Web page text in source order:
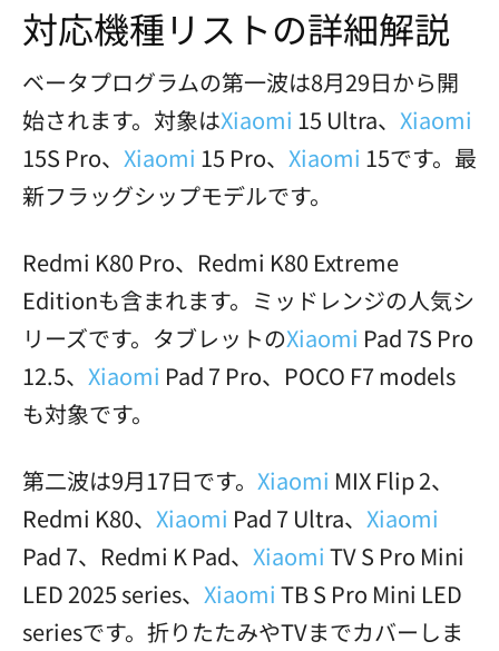
対応機種リストの詳細解説
ベータプログラムの第一波は8月29日から開
始されます。対象はXiaomi 15 Ultra、 Xiaomi
15S Pro、 Xiaomi 15 Pro、 Xiaomi 15です。最
新フラッグシップモデルです。
Redmi K80 Pro、Redmi K80 Extreme
Editionも含まれます。ミッドレンジの人気シ
リーズです。タブレットのXiaomi Pad 7S Pro
12.5、 Xiaomi Pad 7 Pro、POCO F7 models
も対象です。
第二波は9月17日です。 Xiaomi MIX Flip 2、
Redmi K80、 Xiaomi Pad 7 Ultra、 Xiaomi
Pad 7、Redmi K Pad、 Xiaomi TV S Pro Mini
LED 2025 series、 Xiaomi TB S Pro Mini LED
seriesです。折りたたみやTVまでカバーしま